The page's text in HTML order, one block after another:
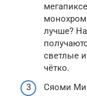
лучше?
светлые
чётко.
Сяоми